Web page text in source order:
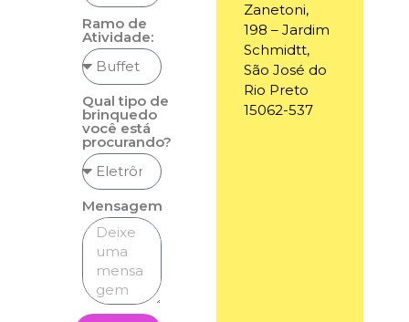
Ramo de
Atividade:
Qual tipo de
brinquedo
você está
procurando?
Mensagem
Zanetoni,
198 – Jardim
Schmidtt,
São José do
Rio Preto
15062-537